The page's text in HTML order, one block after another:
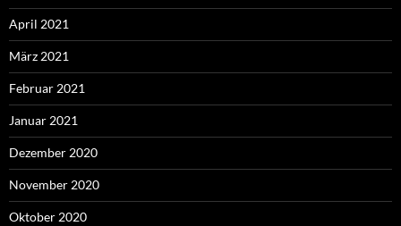
April 2021
März 2021
Februar 2021
Januar 2021
Dezember 2020
November 2020
Oktober 2020